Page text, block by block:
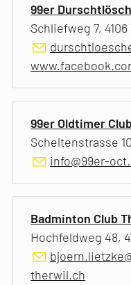
99er
Schliefweg 7,
99er Oldtimer
Scheltenstrasse
info@99er-
Badminton Club
Hochfeldweg 48,
therwil.ch